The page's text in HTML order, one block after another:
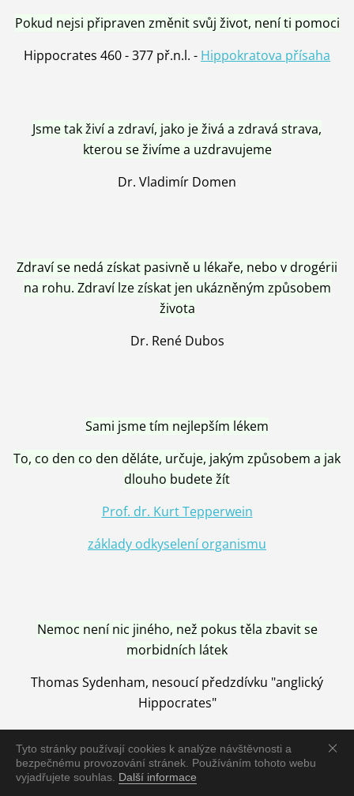
Tyto stránky používají cookies k analýze návštěvnosti a
bezpečnému provozování stránek. Používáním tohoto webu
vyjadřujete souhlas. Další informace
Pokud nejsi připraven změnit svůj život, není ti pomoci
Hippocrates 460 - 377 př.n.l. - Hippokratova přísaha
Jsme tak živí a zdraví, jako je živá a zdravá strava,
kterou se živíme a uzdravujeme
Dr. Vladimír Domen
Zdraví se nedá získat pasivně u lékaře, nebo v drogérii
na rohu. Zdraví lze získat jen ukázněným způsobem
života
Dr. René Dubos
Sami jsme tím nejlepším lékem
To, co den co den děláte, určuje, jakým způsobem a jak
dlouho budete žít
Prof. dr. Kurt Tepperwein
základy odkyselení organismu
Nemoc není nic jiného, než pokus těla zbavit se
morbidních látek
Thomas Sydenham, nesoucí předzdívku "anglický
Hippocrates"
Nemoc je vyléčena jen pomocí Přírody, neutralizací a